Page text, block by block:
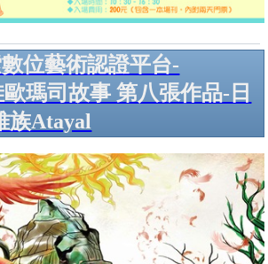
位藝術認證平台-
歐瑪司故事 第八張作品-日
族Atayal